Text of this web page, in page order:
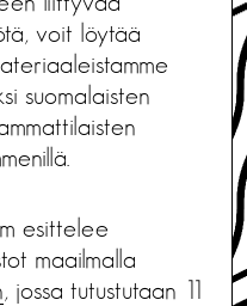
voit löytää
suomalaisten
esittelee
maailmalla
, jossa tutustutaan 11